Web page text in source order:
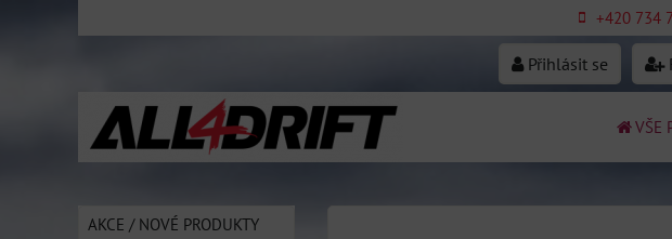
+420 734
Přihlásit se
VŠE
AKCE / NOVÉ PRODUKTY